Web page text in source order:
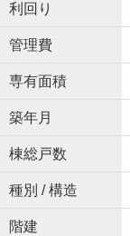
利回り
管理費
専有面積
築年月
棟総戸数
種別 / 構造
階建